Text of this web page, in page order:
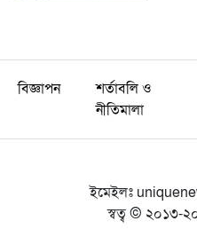
বিজ্ঞাপন
শর্তাবলি ও
নীতিমালা
ইমেইলঃ
স্বত্ব © ২০১৩-